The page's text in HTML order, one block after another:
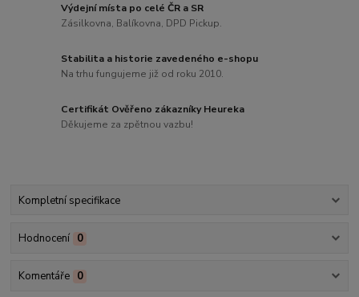
Výdejní místa po celé ČR a SR
Zásilkovna, Balíkovna, DPD Pickup.
Stabilita a historie zavedeného e-shopu
Na trhu fungujeme již od roku 2010.
Certifikát Ověřeno zákazníky Heureka
Děkujeme za zpětnou vazbu!
Kompletní specifikace
Hodnocení 0
Komentáře 0